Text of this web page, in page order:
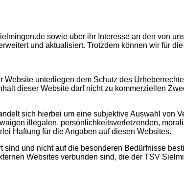
sowie über ihr Interesse an den von
und aktualisiert. Trotzdem können wir für
unterliegen dem Schutz des
dieser Website darf nicht zu kommerziellen
sich hierbei um eine subjektive Auswahl von
illegalen, persönlichkeitsverletzenden,
Haftung für die Angaben auf diesen Websites.
und nicht auf die besonderen Bedürfnisse
Websites verbunden sind, die der TSV